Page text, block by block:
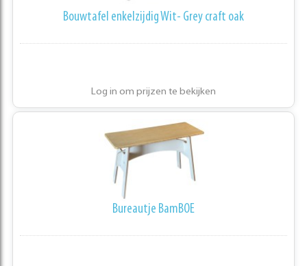
Bouwtafel enkelzijdig Wit- Grey craft oak
Log in om prijzen te bekijken
Bureautje BamBOE